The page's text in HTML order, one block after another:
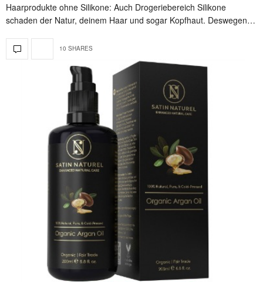
Haarprodukte ohne Silikone: Auch Drogeriebereich Silikone
schaden der Natur, deinem Haar und sogar Kopfhaut. Deswegen…
10 SHARES